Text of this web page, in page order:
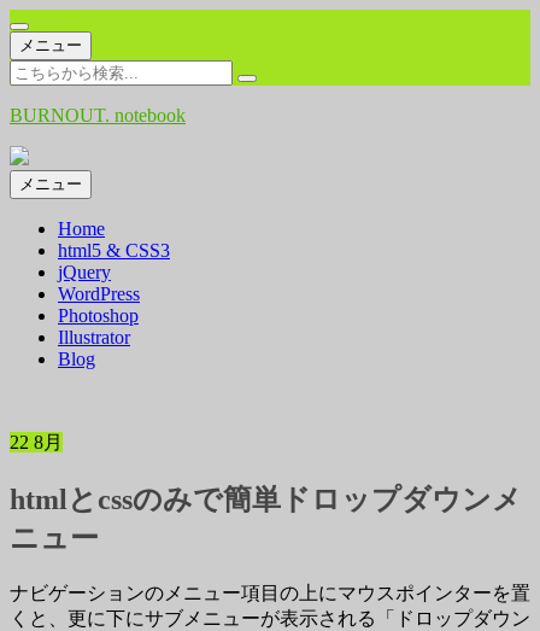
メニュー コ
ン
テ
ン
へ
ス
ッ
プ
検
BURNOUT. notebook
メニュー コ
テ
ン
ツ
へ
ス
キ
Home
html5 & CSS3
jQuery
WordPress
Photoshop
Illustrator
Blog
22 8月
htmlとcssのみで簡単ドロップダウンメ
ニュー
ナビゲーションのメニュー項目の上にマウスポインターを置
くと、更に下にサブメニューが表示される「ドロップダウン